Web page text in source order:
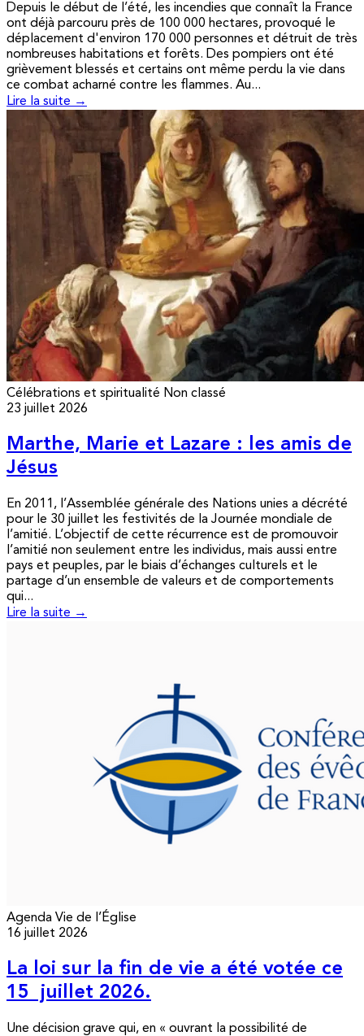
Depuis le début de l’été, les incendies que connaît la France
ont déjà parcouru près de 100 000 hectares, provoqué le
déplacement d'environ 170 000 personnes et détruit de très
nombreuses habitations et forêts. Des pompiers ont été
grièvement blessés et certains ont même perdu la vie dans
ce combat acharné contre les flammes. Au...
Lire la suite →
Célébrations et spiritualité Non classé
23 juillet 2026
Marthe, Marie et Lazare : les amis de
Jésus
En 2011, l’Assemblée générale des Nations unies a décrété
pour le 30 juillet les festivités de la Journée mondiale de
l’amitié. L’objectif de cette récurrence est de promouvoir
l’amitié non seulement entre les individus, mais aussi entre
pays et peuples, par le biais d’échanges culturels et le
partage d’un ensemble de valeurs et de comportements
qui...
Lire la suite →
Agenda Vie de l’Église
16 juillet 2026
La loi sur la fin de vie a été votée ce
15 juillet 2026.
Une décision grave qui, en « ouvrant la possibilité de